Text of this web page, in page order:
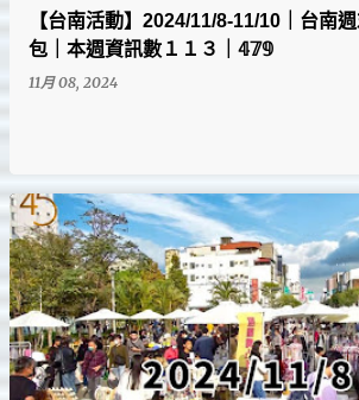
【台南活動】2024/11/8-11/10｜台南
包｜本週資訊數１１３｜𝟜𝟟𝟡
11月 08, 2024